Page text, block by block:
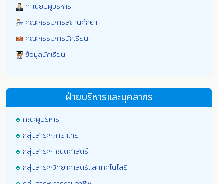
ทำเนียบผู้บริหาร
คณะกรรมการสถานศึกษา
คณะกรรมการนักเรียน
ข้อมูลนักเรียน
ฝ่ายบริหารและบุคลากร
คณะผู้บริหาร
กลุ่มสาระฯภาษาไทย
กลุ่มสาระฯคณิตศาสตร์
กลุ่มสาระฯวิทยาศาสตร์และเทคโนโลยี